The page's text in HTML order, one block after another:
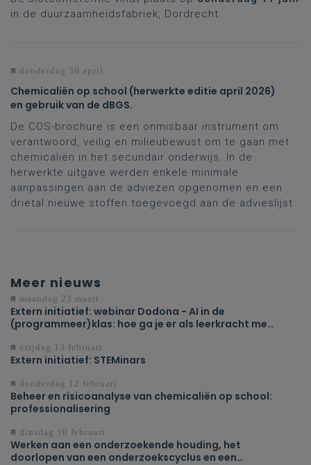
in de duurzaamheidsfabriek, Dordrecht.
donderdag 30 april
Chemicaliën op school (herwerkte editie april 2026)
en gebruik van de dBGS.
De COS-brochure is een onmisbaar instrument om
verantwoord, veilig en milieubewust om te gaan met
chemicaliën in het secundair onderwijs. In de
herwerkte uitgave werden enkele minimale
aanpassingen aan de adviezen opgenomen en een
drietal nieuwe stoffen toegevoegd aan de advieslijst.
Meer nieuws
maandag 23 maart
Extern initiatief: webinar Dodona - AI in de
(programmeer)klas: hoe ga je er als leerkracht mee
vrijdag 13 februari
Extern initiatief: STEMinars
donderdag 12 februari
Beheer en risicoanalyse van chemicaliën op school:
professionalisering
dinsdag 10 februari
Werken aan een onderzoekende houding, het
doorlopen van een onderzoekscyclus en een